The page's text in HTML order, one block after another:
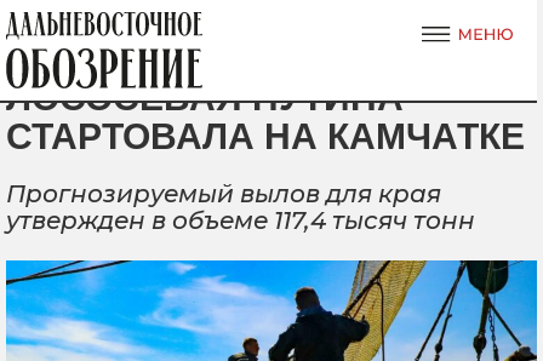
ЛОСОСЕВАЯ ПУТИНА
СТАРТОВАЛА НА КАМЧАТКЕ
Прогнозируемый вылов для края
утвержден в объеме 117,4 тысяч тонн